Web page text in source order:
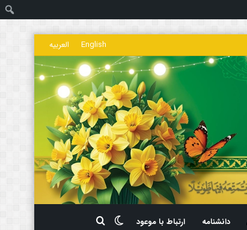
English العربیه
دانشنامه ارتباط با موعود تغییر